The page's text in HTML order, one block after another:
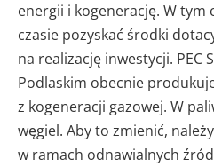
energii i kogenerację. W tym
czasie pozyskać środki
na realizację inwestycji. PEC
Podlaskim obecnie
z kogeneracji gazowej. W
węgiel. Aby to zmienić,
w ramach odnawialnych